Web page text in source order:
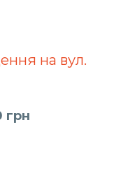
на вул.
грн